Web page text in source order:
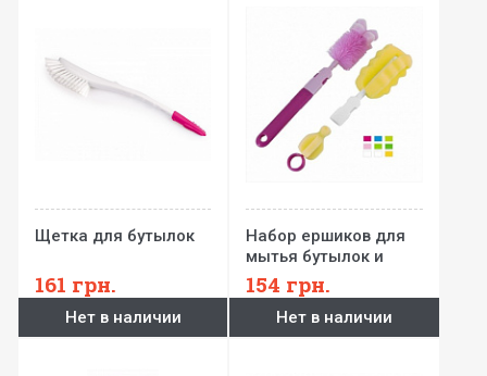
Щетка для бутылок
161 грн.
Нет в наличии
Набор ершиков для
мытья бутылок и
сосок
154 грн.
Нет в наличии